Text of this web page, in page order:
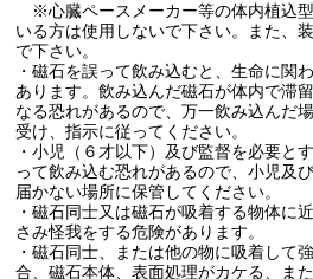
※心臓ペースメーカー等の体内植込
いる方は使用しないで下さい。また、
で下さい。
・磁石を誤って飲み込むと、生命に関
あります。飲み込んだ磁石が体内で滞
なる恐れがあるので、万一飲み込んだ
受け、指示に従ってください。
・小児（６才以下）及び監督を必要と
って飲み込む恐れがあるので、小児及
届かない場所に保管してください。
・磁石同士又は磁石が吸着する物体に
さみ怪我をする危険があります。
・磁石同士、または他の物に吸着して
合、磁石本体、表面処理がカケる、ま